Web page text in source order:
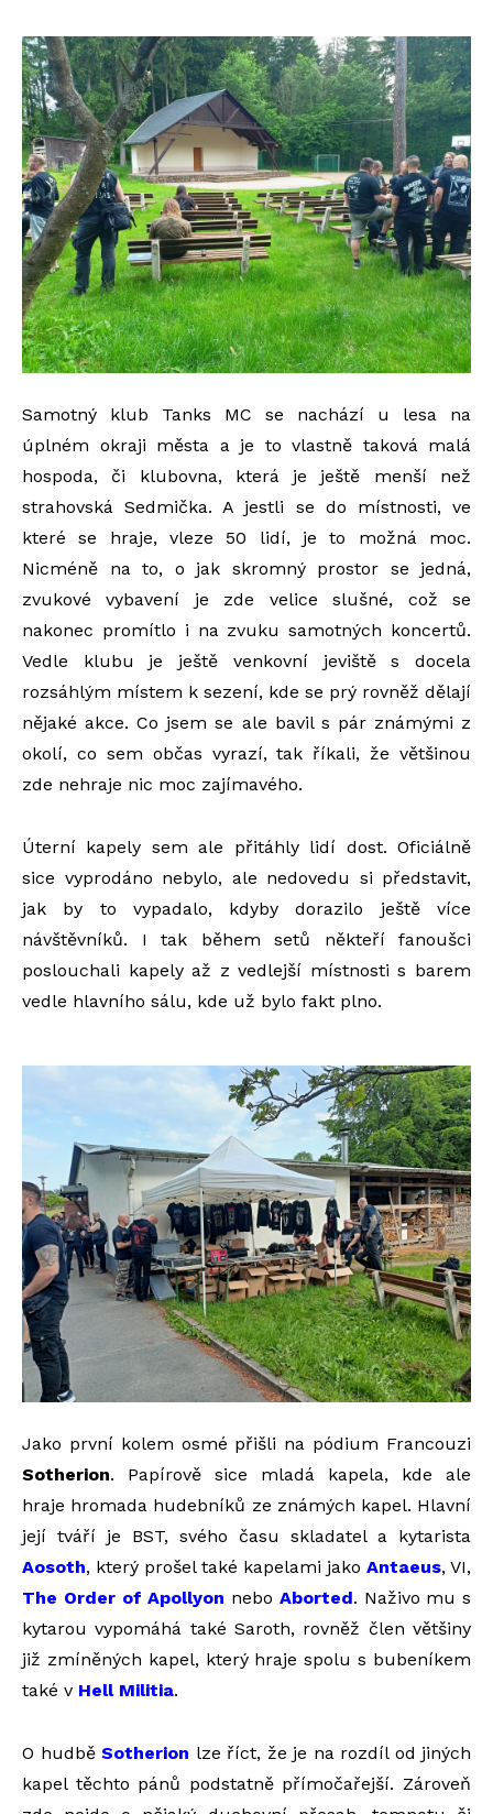
Samotný klub Tanks MC se nachází u lesa na
úplném okraji města a je to vlastně taková malá
hospoda, či klubovna, která je ještě menší než
strahovská Sedmička. A jestli se do místnosti, ve
které se hraje, vleze 50 lidí, je to možná moc.
Nicméně na to, o jak skromný prostor se jedná,
zvukové vybavení je zde velice slušné, což se
nakonec promítlo i na zvuku samotných koncertů.
Vedle klubu je ještě venkovní jeviště s docela
rozsáhlým místem k sezení, kde se prý rovněž dělají
nějaké akce. Co jsem se ale bavil s pár známými z
okolí, co sem občas vyrazí, tak říkali, že většinou
zde nehraje nic moc zajímavého.
Úterní kapely sem ale přitáhly lidí dost. Oficiálně
sice vyprodáno nebylo, ale nedovedu si představit,
jak by to vypadalo, kdyby dorazilo ještě více
návštěvníků. I tak během setů někteří fanoušci
poslouchali kapely až z vedlejší místnosti s barem
vedle hlavního sálu, kde už bylo fakt plno.
Jako první kolem osmé přišli na pódium Francouzi
Sotherion. Papírově sice mladá kapela, kde ale
hraje hromada hudebníků ze známých kapel. Hlavní
její tváří je BST, svého času skladatel a kytarista
Aosoth, který prošel také kapelami jako Antaeus, VI,
The Order of Apollyon nebo Aborted. Naživo mu s
kytarou vypomáhá také Saroth, rovněž člen většiny
již zmíněných kapel, který hraje spolu s bubeníkem
také v Hell Militia.
O hudbě Sotherion lze říct, že je na rozdíl od jiných
kapel těchto pánů podstatně přímočařejší. Zároveň